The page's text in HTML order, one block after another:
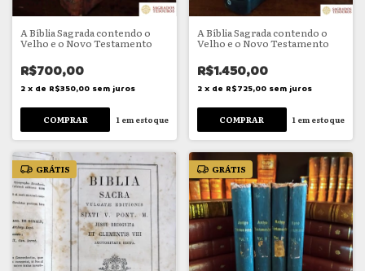
A Bíblia Sagrada contendo o
Velho e o Novo Testamento
R$700,00
2 x de R$350,00 sem juros
1 em estoque
A Bíblia Sagrada contendo o
Velho e o Novo Testamento
R$1.450,00
2 x de R$725,00 sem juros
1 em estoque
GRÁTIS GRÁTIS